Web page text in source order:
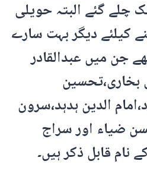
چلے گئے البتہ حویلی
کیلئے دیگر بہت سارے
جن میں عبدالقادر
بخاری،تحسین
الدین ہدہد،سرون
ضیاء اور سراج
قابل ذکر ہیں۔